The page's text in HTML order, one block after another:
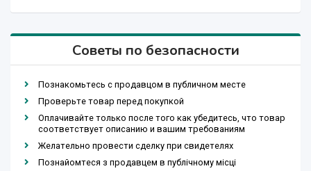
Советы по безопасности
Познакомьтесь с продавцом в публичном месте
Проверьте товар перед покупкой
Оплачивайте только после того как убедитесь, что товар
соответствует описанию и вашим требованиям
Желательно провести сделку при свидетелях
Познайомтеся з продавцем в публічному місці